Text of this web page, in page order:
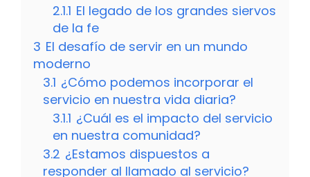
2.1.1 El legado de los grandes siervos
de la fe
3 El desafío de servir en un mundo
moderno
3.1 ¿Cómo podemos incorporar el
servicio en nuestra vida diaria?
3.1.1 ¿Cuál es el impacto del servicio
en nuestra comunidad?
3.2 ¿Estamos dispuestos a
responder al llamado al servicio?